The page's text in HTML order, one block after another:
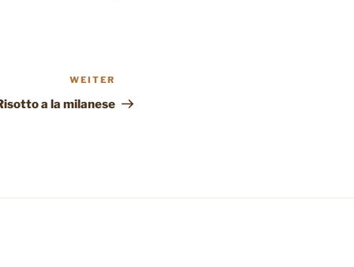
Beitrag
WEITER
a la milanese